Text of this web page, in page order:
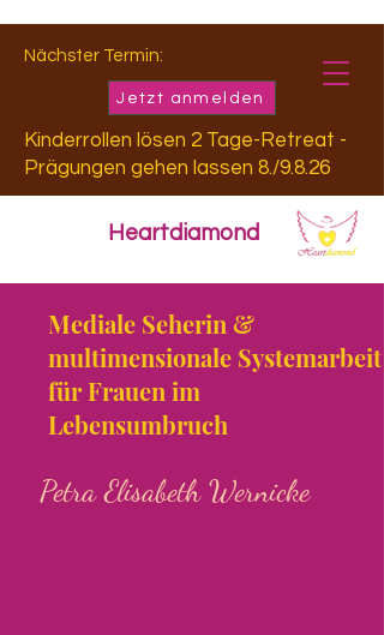
Nächster Termin:
Jetzt anmelden
Kinderrollen lösen 2 Tage-Retreat -
Prägungen gehen lassen 8./9.8.26
Heartdiamond
Mediale Seherin &
multimensionale Systemarbeit
für Frauen im
Lebensumbruch
Petra Elisabeth Wernicke